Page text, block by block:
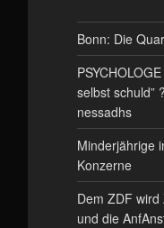
Bonn: Die
selbst schuld”
nessadhs
Minderjährige
Konzerne
Dem ZDF
und die